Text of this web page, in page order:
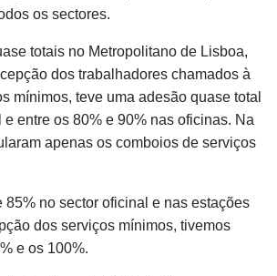
os sectores.
totais no Metropolitano de Lisboa,
dos trabalhadores chamados à
mínimos, teve uma adesão quase total
entre os 80% e 90% nas oficinas. Na
apenas os comboios de serviços
85% no sector oficinal e nas estações
dos serviços mínimos, tivemos
e os 100%.